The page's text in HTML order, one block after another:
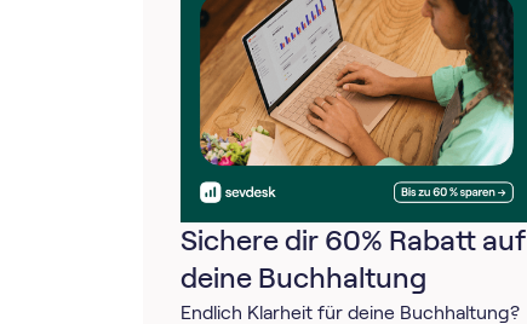
Sichere dir 60% Rabatt auf
deine Buchhaltung
Endlich Klarheit für deine Buchhaltung?